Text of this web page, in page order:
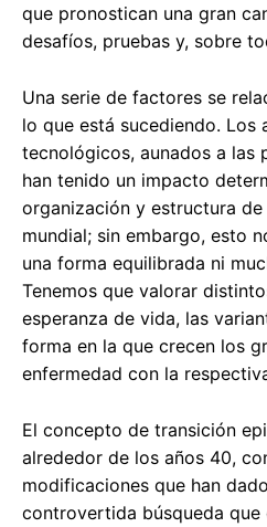
que pronostican una gran
desafíos, pruebas y, sobre
Una serie de factores se
lo que está sucediendo.
tecnológicos, aunados a las
han tenido un impacto
organización y estructura
mundial; sin embargo, esto
una forma equilibrada ni
Tenemos que valorar
esperanza de vida, las
forma en la que crecen los
enfermedad con la
El concepto de transición
alrededor de los años 40,
modificaciones que han
controvertida búsqueda que